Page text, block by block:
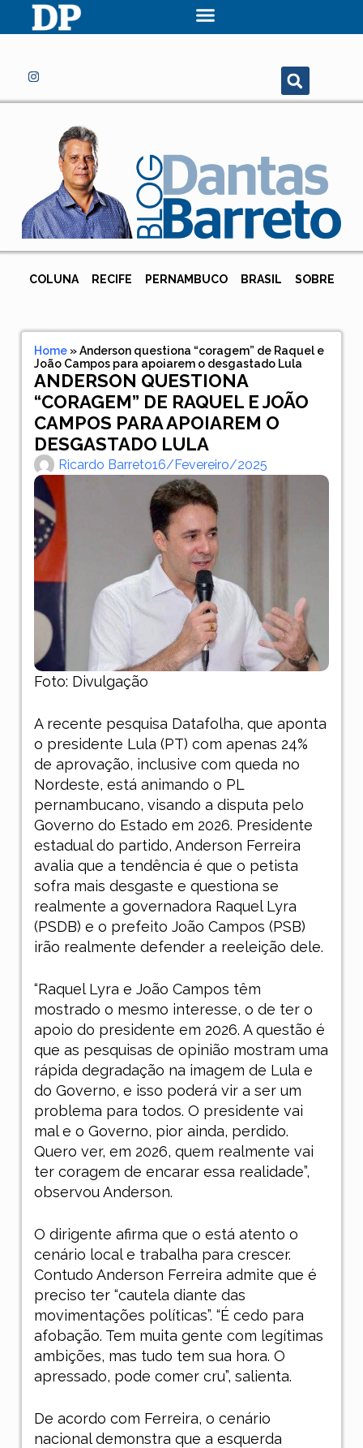
COLUNA RECIFE PERNAMBUCO BRASIL SOBRE
Home»Anderson questiona “coragem” de Raquel e
João Campos para apoiarem o desgastado Lula
ANDERSON QUESTIONA
“CORAGEM” DE RAQUEL E JOÃO
CAMPOS PARA APOIAREM O
DESGASTADO LULA
Ricardo Barreto16/fevereiro/2025
Foto: Divulgação
A recente pesquisa Datafolha, que aponta
o presidente Lula (PT) com apenas 24%
de aprovação, inclusive com queda no
Nordeste, está animando o PL
pernambucano, visando a disputa pelo
Governo do Estado em 2026. Presidente
estadual do partido, Anderson Ferreira
avalia que a tendência é que o petista
sofra mais desgaste e questiona se
realmente a governadora Raquel Lyra
(PSDB) e o prefeito João Campos (PSB)
irão realmente defender a reeleição dele.
“Raquel Lyra e João Campos têm
mostrado o mesmo interesse, o de ter o
apoio do presidente em 2026. A questão é
que as pesquisas de opinião mostram uma
rápida degradação na imagem de Lula e
do Governo, e isso poderá vir a ser um
problema para todos. O presidente vai
mal e o Governo, pior ainda, perdido.
Quero ver, em 2026, quem realmente vai
ter coragem de encarar essa realidade”,
observou Anderson.
O dirigente afirma que o está atento o
cenário local e trabalha para crescer.
Contudo Anderson Ferreira admite que é
preciso ter “cautela diante das
movimentações políticas”. “É cedo para
afobação. Tem muita gente com legítimas
ambições, mas tudo tem sua hora. O
apressado, pode comer cru”, salienta.
De acordo com Ferreira, o cenário
nacional demonstra que a esquerda